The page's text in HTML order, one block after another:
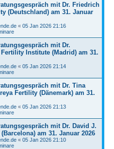
mit Dr. Friedrich
(Deutschland) am 31. Januar
« 05 Jan 2026 21:16
mit Dr.
Institute (Madrid) am 31.
« 05 Jan 2026 21:14
mit Dr. Tina
Fertility (Dänemark) am 31.
« 05 Jan 2026 21:13
mit Dr. David J.
am 31. Januar 2026
« 05 Jan 2026 21:10